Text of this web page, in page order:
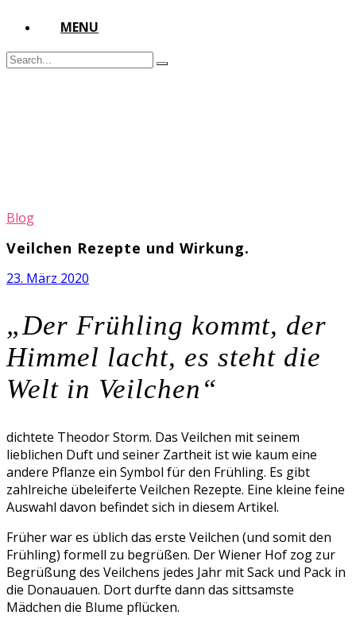
MENU
Blog
Veilchen Rezepte und Wirkung.
23. März 2020
„Der Frühling kommt, der
Himmel lacht, es steht die
Welt in Veilchen“
dichtete Theodor Storm. Das Veilchen mit seinem
lieblichen Duft und seiner Zartheit ist wie kaum eine
andere Pflanze ein Symbol für den Frühling. Es gibt
zahlreiche übeleiferte Veilchen Rezepte. Eine kleine feine
Auswahl davon befindet sich in diesem Artikel.
Früher war es üblich das erste Veilchen (und somit den
Frühling) formell zu begrüßen. Der Wiener Hof zog zur
Begrüßung des Veilchens jedes Jahr mit Sack und Pack in
die Donauauen. Dort durfte dann das sittsamste
Mädchen die Blume pflücken.